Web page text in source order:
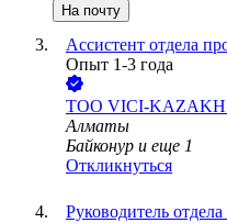
На почту
Ассистент отдела
Опыт 1-3 года
ТОО VICI-
Алматы
Байконур и еще 1
Откликнуться
Руководитель